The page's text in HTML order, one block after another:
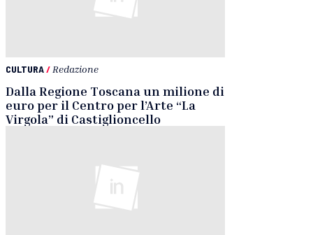
CULTURA/ Redazione
Dalla Regione Toscana un milione di
euro per il Centro per l’Arte “La
Virgola” di Castiglioncello